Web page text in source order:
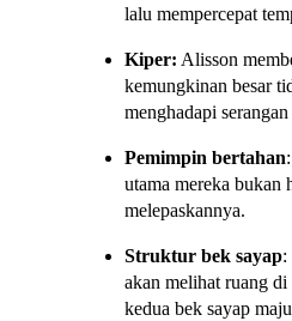
lalu mempercepat
Kiper: Alisson
kemungkinan besar
menghadapi
Pemimpin bertahan
utama mereka bukan
melepaskannya.
Struktur bek sayap:
akan melihat ruang
kedua bek sayap